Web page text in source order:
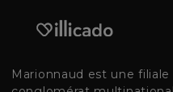
Marionnaud est une